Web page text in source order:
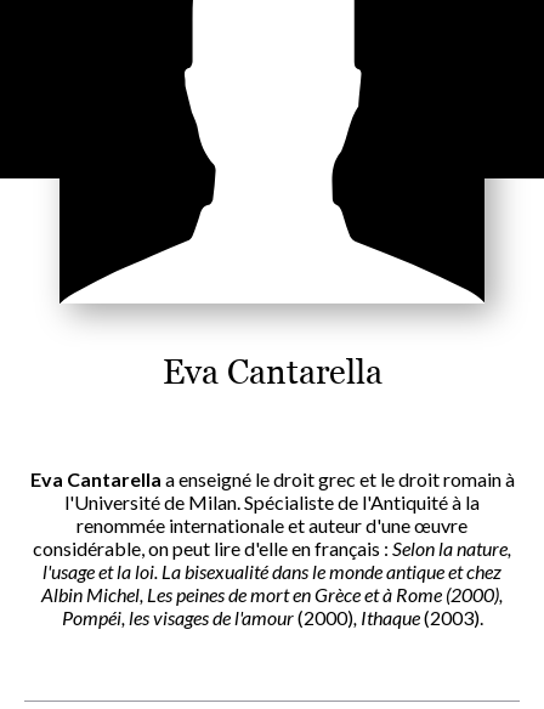
Eva Cantarella
Eva Cantarella a enseigné le droit grec et le droit romain à
l'Université de Milan. Spécialiste de l'Antiquité à la
renommée internationale et auteur d'une œuvre
considérable, on peut lire d'elle en français : Selon la nature,
l'usage et la loi. La bisexualité dans le monde antiqueet chez
Albin Michel, Les peines de mort en Grèce et à Rome (2000),
Pompéi, les visages de l'amour(2000), Ithaque(2003).